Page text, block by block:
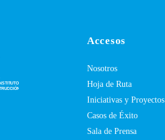
Accesos
Nosotros
Hoja de Ruta
Iniciativas y Proyectos
Casos de Éxito
Sala de Prensa